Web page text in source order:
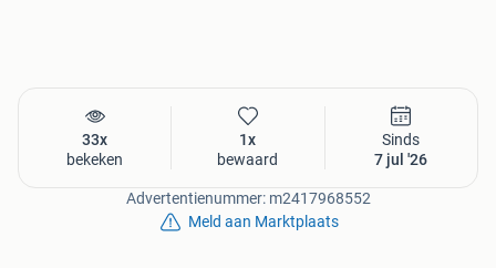
33x
bekeken
1x
bewaard
Sinds
7 jul '26
Advertentienummer: m2417968552
Meld aan Marktplaats